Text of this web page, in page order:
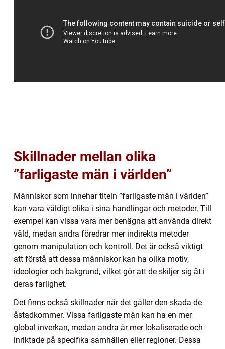
Skillnader mellan olika
”farligaste män i världen”
Människor som innehar titeln ”farligaste män i världen”
kan vara väldigt olika i sina handlingar och metoder. Till
exempel kan vissa vara mer benägna att använda direkt
våld, medan andra föredrar mer indirekta metoder
genom manipulation och kontroll. Det är också viktigt
att förstå att dessa människor kan ha olika motiv,
ideologier och bakgrund, vilket gör att de skiljer sig åt i
deras farlighet.
Det finns också skillnader när det gäller den skada de
åstadkommer. Vissa farligaste män kan ha en mer
global inverkan, medan andra är mer lokaliserade och
inriktade på specifika samhällen eller regioner. Dessa